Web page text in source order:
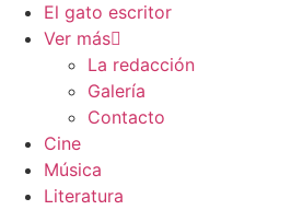
El gato escritor
Ver más
La redacción
Galería
Contacto
Cine
Música
Literatura